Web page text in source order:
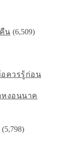
น (6,509)
อควรรู้ก่อน
งอนนาค
(5,798)